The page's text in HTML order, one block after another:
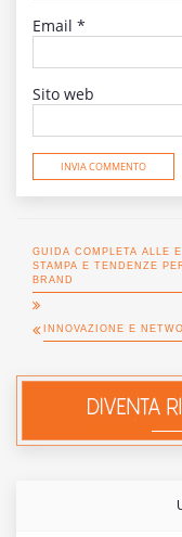
Email *
Sito web
GUIDA COMPLETA ALLE
STAMPA E TENDENZE
BRAND
INNOVAZIONE E